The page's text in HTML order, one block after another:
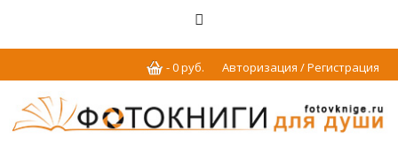
Авторизация / Регистрация
-0руб.